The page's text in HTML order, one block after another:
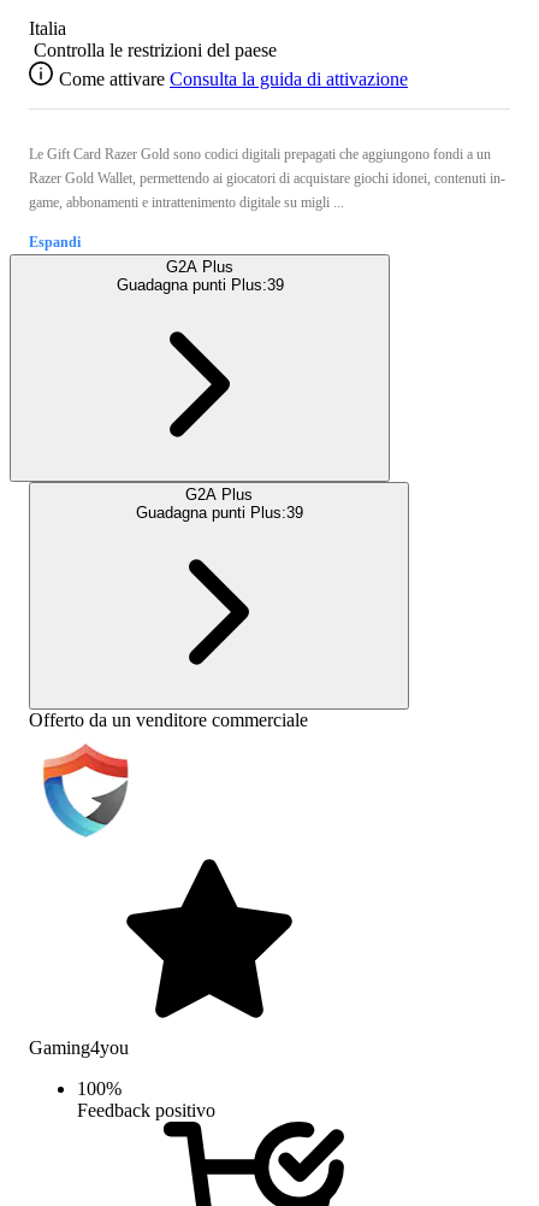
Italia
Controlla le restrizioni del paese
Come attivare Consulta la guida di attivazione
Le Gift Card Razer Gold sono codici digitali prepagati che aggiungono fondi a un
Razer Gold Wallet, permettendo ai giocatori di acquistare giochi idonei, contenuti in-
game, abbonamenti e intrattenimento digitale su migli ...
Espandi
G2A Plus
Guadagna punti Plus:39
G2A Plus
Guadagna punti Plus:39
Offerto da un venditore commerciale
Gaming4you
100%
Feedback positivo